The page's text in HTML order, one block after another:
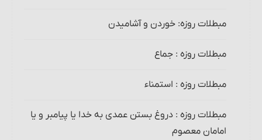
مبطلات روزه: خوردن و آشامیدن
مبطلات روزه : جماع
مبطلات روزه : استمناء
مبطلات روزه : دروغ بستن عمدی به خدا یا پیامبر و یا
امامان معصوم